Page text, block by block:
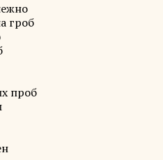
гроб
проб